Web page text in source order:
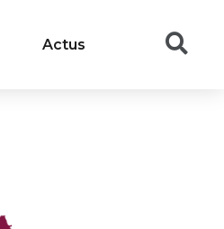
Actus